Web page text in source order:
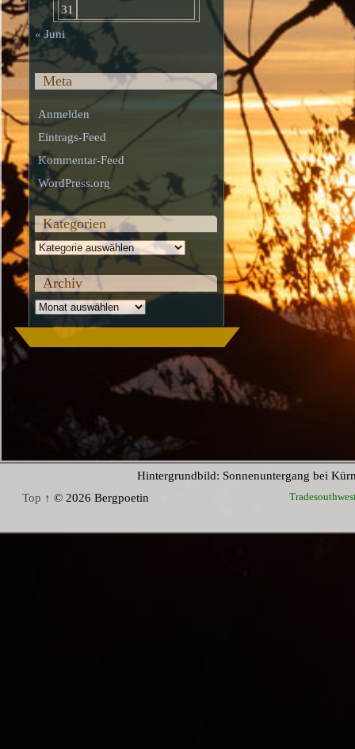
31
« Juni
Meta
Anmelden
Eintrags-Feed
Kommentar-Feed
WordPress.org
Kategorien
Kategorien
Archiv
Archiv
Hintergrundbild: Sonnenuntergang bei
Top ↑ © 2026 Bergpoetin